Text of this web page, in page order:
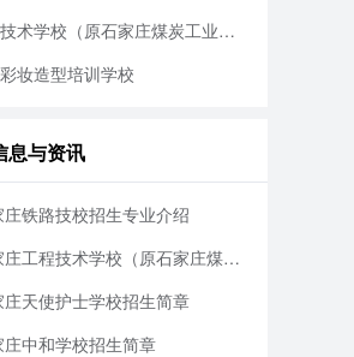
石家庄工程技术学校（原石家庄煤炭工业学校）
妆造型培训学校
息与资讯
铁路技校招生专业介绍
2022年石家庄工程技术学校（原石家庄煤炭工业学校）招生简章
天使护士学校招生简章
中和学校招生简章